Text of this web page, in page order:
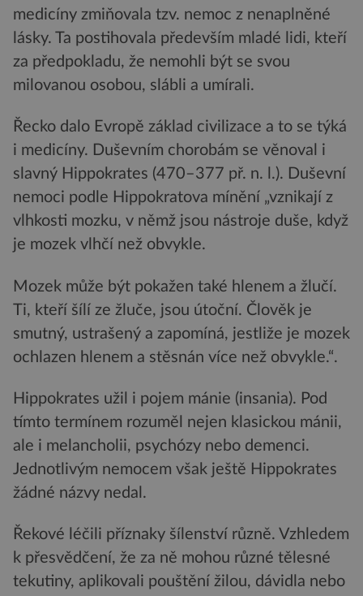
medicíny zmiňovala tzv. nemoc z nenaplněné
lásky. Ta postihovala především mladé lidi, kteří
za předpokladu, že nemohli být se svou
milovanou osobou, slábli a umírali.
Řecko dalo Evropě základ civilizace a to se týká
i medicíny. Duševním chorobám se věnoval i
slavný Hippokrates (470–377 př. n. l.). Duševní
nemoci podle Hippokratova mínění „vznikají z
vlhkosti mozku, v němž jsou nástroje duše, když
je mozek vlhčí než obvykle.
Mozek může být pokažen také hlenem a žlučí.
Ti, kteří šílí ze žluče, jsou útoční. Člověk je
smutný, ustrašený a zapomíná, jestliže je mozek
ochlazen hlenem a stěsnán více než obvykle.“.
Hippokrates užil i pojem mánie (insania). Pod
tímto termínem rozuměl nejen klasickou mánii,
ale i melancholii, psychózy nebo demenci.
Jednotlivým nemocem však ještě Hippokrates
žádné názvy nedal.
Řekové léčili příznaky šílenství různě. Vzhledem
k přesvědčení, že za ně mohou různé tělesné
tekutiny, aplikovali pouštění žilou, dávidla nebo